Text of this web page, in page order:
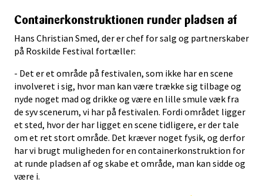
Containerkonstruktionen runder pladsen af
Hans Christian Smed, der er chef for salg og partnerskaber
på Roskilde Festival fortæller:
- Det er et område på festivalen, som ikke har en scene
involveret i sig, hvor man kan være trække sig tilbage og
nyde noget mad og drikke og være en lille smule væk fra
de syv scenerum, vi har på festivalen. Fordi området ligger
et sted, hvor der har ligget en scene tidligere, er der tale
om et ret stort område. Det kræver noget fysik, og derfor
har vi brugt muligheden for en containerkonstruktion for
at runde pladsen af og skabe et område, man kan sidde og
være i.